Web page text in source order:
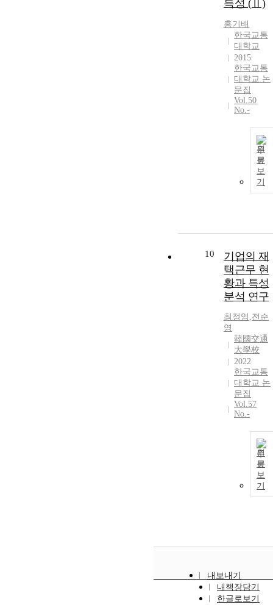
특성 (Ⅱ)
홍기배
한국교통
대학교
2015
한국교통
대학교 논
문집
Vol.50
No.-
원
문
보
기
10
기업의 재
택근무 현
황과 특성
분석 연구
최정임 ,전순
영
韓國交通
大學校
2022
한국교통
대학교 논
문집
Vol.57
No.-
원
문
보
기
내보내기
내책장담기
한글로보기